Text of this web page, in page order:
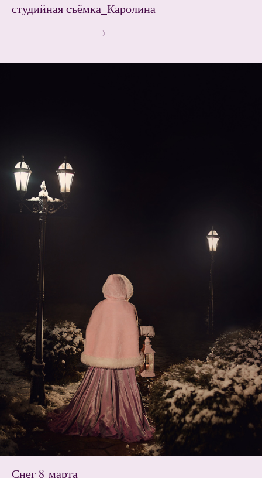
студийная съёмка_Каролина
Снег 8 марта